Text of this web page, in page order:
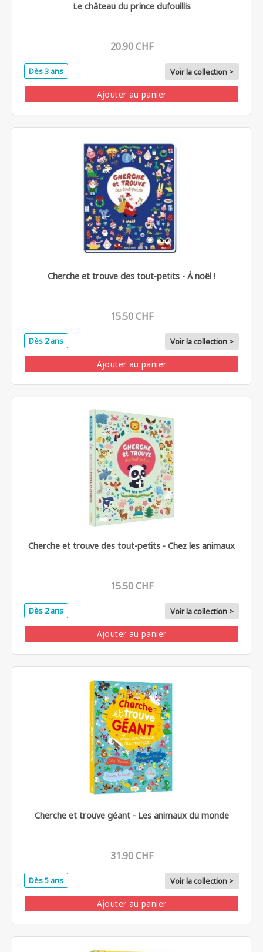
Le château du prince dufouillis
20.90 CHF
Dès 3 ans Voir la collection >
Ajouter au panier
Cherche et trouve des tout-petits - À noël !
15.50 CHF
Dès 2 ans Voir la collection >
Ajouter au panier
Cherche et trouve des tout-petits - Chez les animaux
15.50 CHF
Dès 2 ans Voir la collection >
Ajouter au panier
Cherche et trouve géant - Les animaux du monde
31.90 CHF
Dès 5 ans Voir la collection >
Ajouter au panier